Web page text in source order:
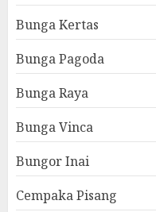
Bunga Kertas
Bunga Pagoda
Bunga Raya
Bunga Vinca
Bungor Inai
Cempaka Pisang